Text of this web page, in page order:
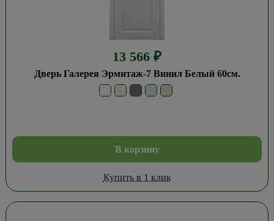
13 566 ₽
Дверь Галерея Эрмитаж-7 Винил Белый 60см.
В корзину
Купить в 1 клик